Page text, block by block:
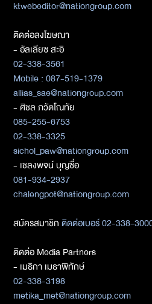
ktwebeditor@nationgroup.com
ติดต่อลงโฆษณา
- อัลเลียซ สะอิ
02-338-3561
Mobile : 087-519-1379
allias_sae@nationgroup.com
- ศิชล ภวัตโณทัย
085-255-6753
02-338-3325
sichol_paw@nationgroup.com
- เชลงพจน์ บุญซื่อ
081-934-2937
chalengpot@nationgroup.com
สมัครสมาชิกติดต่อเบอร์ 02-338-
ติดต่อ Media Partners
- เมธิกา เมธาพิทักษ์
02-338-3198
metika_met@nationgroup.com